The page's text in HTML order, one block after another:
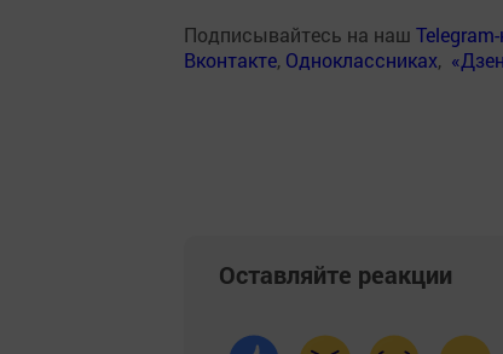
Подписывайтесь на наш
Вконтакте, Одноклассниках,
Оставляйте реакции